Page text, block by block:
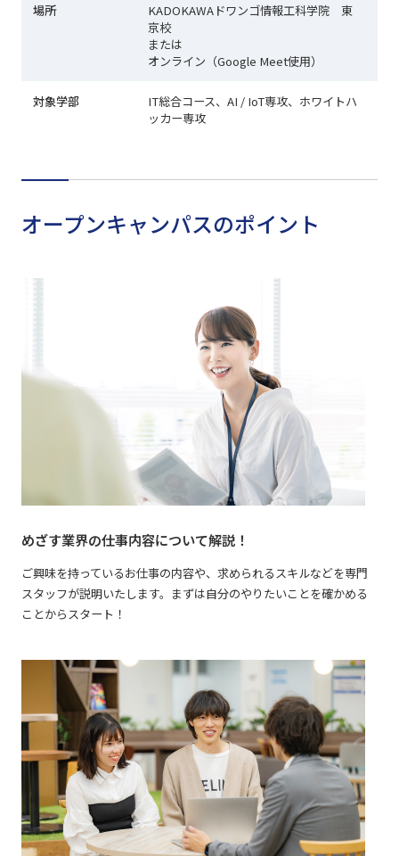
場所
KADOKAWAドワンゴ情報工科学院 東
京校
または
オンライン（Google Meet使用）
対象学部
IT総合コース、AI / IoT専攻、ホワイトハ
ッカー専攻
オープンキャンパスのポイント
めざす業界の仕事内容について解説！
ご興味を持っているお仕事の内容や、求められるスキルなどを専門
スタッフが説明いたします。まずは自分のやりたいことを確かめる
ことからスタート！